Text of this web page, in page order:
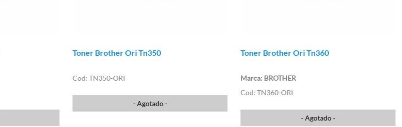
Toner Brother Ori Tn350
TN350-ORI
- Agotado -
Toner Brother Ori Tn360
BROTHER
TN360-ORI
- Agotado -